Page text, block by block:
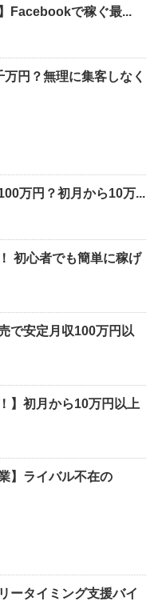
Facebookで稼ぐ最...
円？無理に集客しなく
万円？初月から10万...
初心者でも簡単に稼げ
で安定月収100万円以
】初月から10万円以上
】ライバル不在の
ータイミング支援バイ